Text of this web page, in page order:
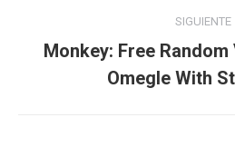
SIGUIENTE
Monkey: Free
Omegle With